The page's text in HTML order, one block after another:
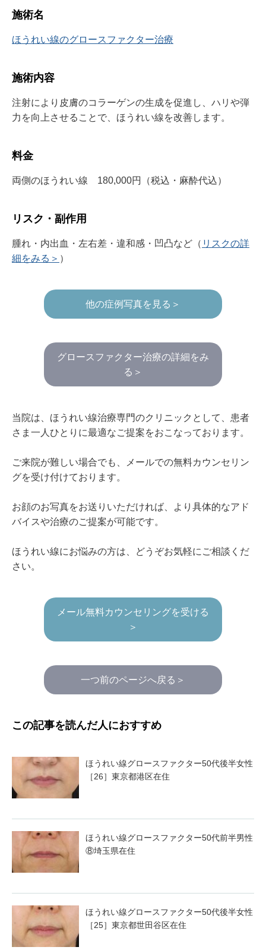
施術名
ほうれい線のグロースファクター治療
施術内容
注射により皮膚のコラーゲンの生成を促進し、ハリや弾
力を向上させることで、ほうれい線を改善します。
料金
両側のほうれい線 180,000円（税込・麻酔代込）
リスク・副作用
腫れ・内出血・左右差・違和感・凹凸など（ リスクの詳
細をみる＞ ）
他の症例写真を見る＞
グロースファクター治療の詳細をみ
る＞
当院は、ほうれい線治療専門のクリニックとして、患者
さま一人ひとりに最適なご提案をおこなっております。
ご来院が難しい場合でも、メールでの無料カウンセリン
グを受け付けております。
お顔のお写真をお送りいただければ、より具体的なアド
バイスや治療のご提案が可能です。
ほうれい線にお悩みの方は、どうぞお気軽にご相談くだ
さい。
メール無料カウンセリングを受ける
＞
一つ前のページへ戻る＞
この記事を読んだ人におすすめ
ほうれい線グロースファクター50代後半女性
［26］東京都港区在住
ほうれい線グロースファクター50代前半男性
⑧埼玉県在住
ほうれい線グロースファクター50代後半女性
［25］東京都世田谷区在住